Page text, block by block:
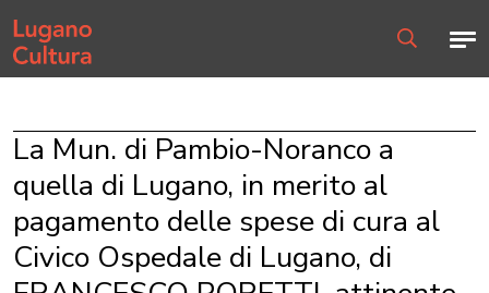
Home page
La Mun. di Pambio-Noranco a
quella di Lugano, in merito al
pagamento delle spese di cura al
Civico Ospedale di Lugano, di